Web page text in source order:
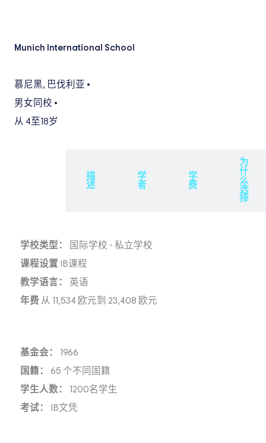
Munich International School
慕尼黑, 巴伐利亚 •
男女同校 •
从 4 至18岁
描
述
学
者
学
费
为
什
么
选
择
学校类型： 国际学校 - 私立学校
课程设置 IB课程
教学语言： 英语
年费 从 11,534 欧元到 23,408 欧元
基金会： 1966
国籍： 65 个不同国籍
学生人数： 1200名学生
考试： IB文凭